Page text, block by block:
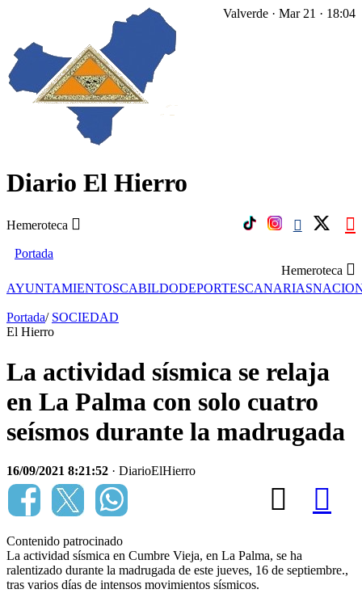
Diario El Hierro
Hemeroteca
Valverde · Mar 21 · 18:04
Portada
Hemeroteca
AYUNTAMIENTOSCABILDODEPORTESCANARIAS
Portada/ SOCIEDAD
El Hierro
La actividad sísmica se relaja
en La Palma con solo cuatro
seísmos durante la madrugada
16/09/2021 8:21:52 · DiarioElHierro
Contenido patrocinado
La actividad sísmica en Cumbre Vieja, en La Palma, se ha
ralentizado durante la madrugada de este jueves, 16 de septiembre.,
tras varios días de intensos movimientos sísmicos.